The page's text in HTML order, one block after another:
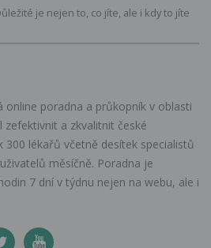
je nejen to, co jíte, ale i kdy to jíte
online poradna a průkopník v oblasti
zefektivnit a zkvalitnit české
300 lékařů včetně desítek specialistů
měsíčně. Poradna je
7 dní v týdnu nejen na webu, ale i